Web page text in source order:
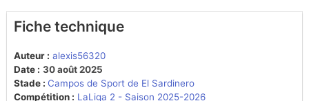
Fiche technique
Auteur : alexis56320
Date : 30 août 2025
Stade : Campos de Sport de El Sardinero
Compétition : LaLiga 2 - Saison 2025-2026